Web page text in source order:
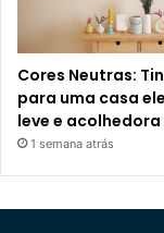
Cores Neutras:
para uma casa
leve e acolhedora
1 semana atrás